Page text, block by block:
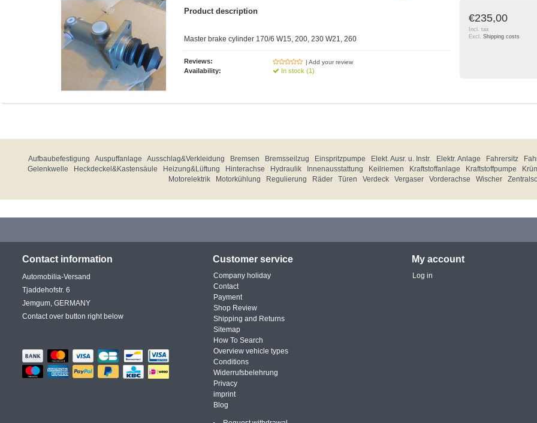
Product description
Master brake cylinder 170/6 W15, 200, 230 W21, 260
Reviews: | Add your review
Availability: In stock (1)
€235,00
Incl. tax
Excl. Shipping costs
Aufbaubefestigung Auspuffanlage Ausschlag&Verkleidung Bremsen Bremsseilzug Einspritzpumpe Elekt. Ausr. u. Instr. Elektr. Anlage Fahrersitz
Gelenkwelle
Heckdeckel&Kastensäule Heizung&Lüftung Hinterachse Hydraulik Innenausstattung Keilriemen Kraftstoffanlage Kraftstoffpumpe
Motorelektrik
Motorkühlung Regulierung Räder Türen Verdeck Vergaser Vorderachse Wischer
Contact information
Automobilia-Versand
Tjaddehofstr. 6
Jemgum, GERMANY
Contact over button right below
Customer service
Company holiday
Contact
Payment
Shop Review
Shipping and Returns
Sitemap
How To Search
Overview vehicle types
Conditions
Widerrufsbelehrung
Privacy
imprint
Blog
My account
Log in